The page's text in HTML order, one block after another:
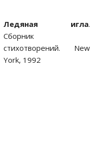
Ледяная игла.
Сборник
стихотворений. New
York, 1992